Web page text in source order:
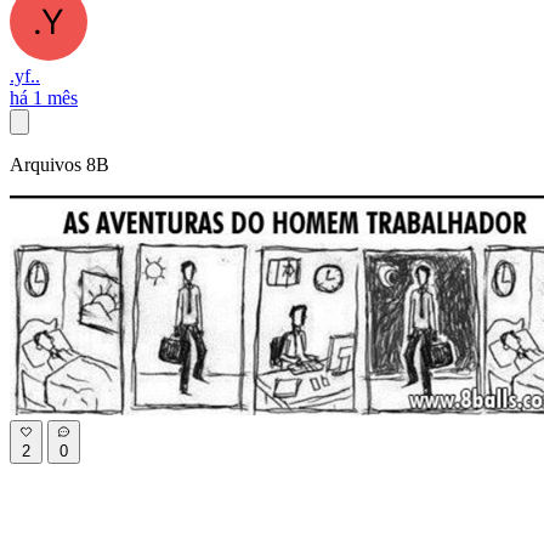
.yf..
há 1 mês
Arquivos 8B
2 0